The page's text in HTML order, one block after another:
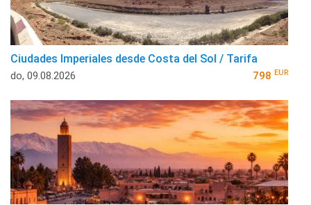
Ciudades Imperiales desde Costa del Sol / Tarifa
do, 09.08.2026 798 EUR